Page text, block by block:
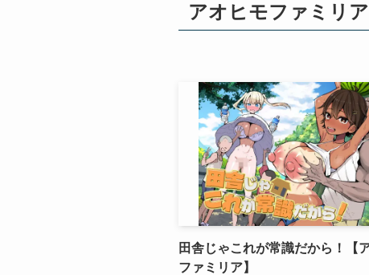
アオヒモファミリア
田舎じゃこれが常識だから！【
ファミリア】